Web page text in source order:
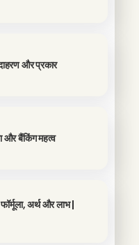
और प्रकार
और बैंकिंग महत्व
अर्थ और लाभ |